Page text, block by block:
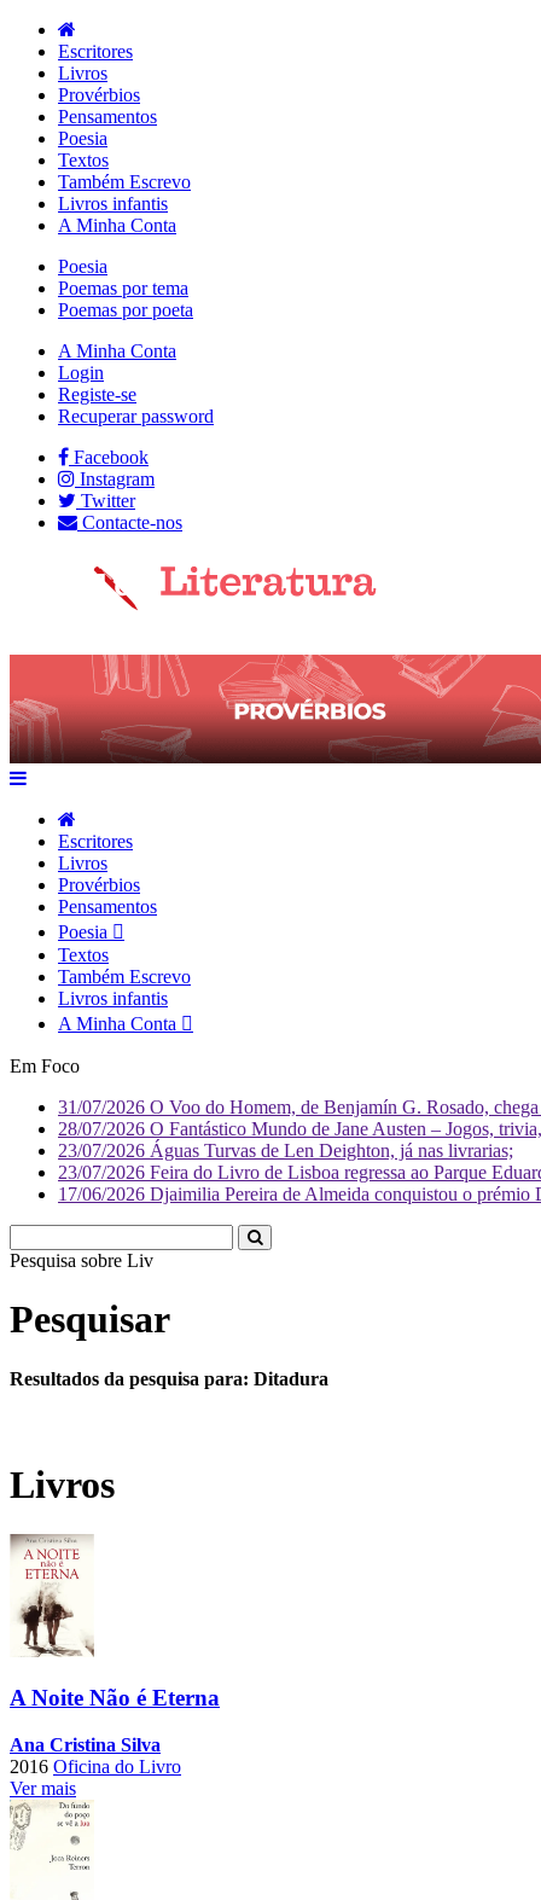
Escritores
Livros
Provérbios
Pensamentos
Poesia
Textos
Também Escrevo
Livros infantis
A Minha Conta
Poesia
Poemas por tema
Poemas por poeta
A Minha Conta
Login
Registe-se
Recuperar password
Facebook
Instagram
Twitter
Contacte-nos
Escritores
Livros
Provérbios
Pensamentos
Poesia
Textos
Também Escrevo
Livros infantis
A Minha Conta
Em Foco
31/07/2026 O Voo do Homem, de Benjamín G. Rosado,
28/07/2026 O Fantástico Mundo de Jane Austen – Jogos,
23/07/2026 Águas Turvas de Len Deighton, já nas livrarias;
23/07/2026 Feira do Livro de Lisboa regressa ao Parque
17/06/2026 Djaimilia Pereira de Almeida conquistou o
Pesquisa sobre Literatura
Pesquisar
Resultados da pesquisa para: Ditadura
Livros
A Noite Não é Eterna
Ana Cristina Silva
2016 Oficina do Livro
Ver mais